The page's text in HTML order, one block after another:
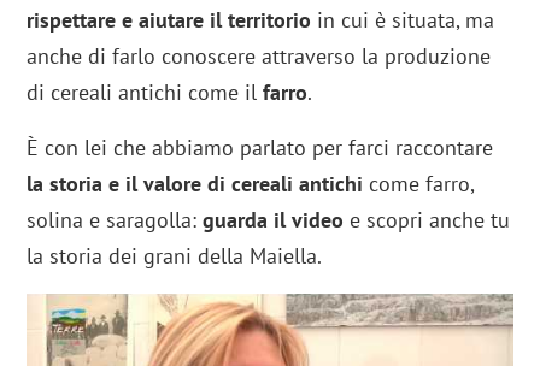
rispettare e aiutare il territorio in cui è situata, ma
anche di farlo conoscere attraverso la produzione
di cereali antichi come ilfarro.
È con lei che abbiamo parlato per farci raccontare
la storia e il valore di cereali antichi come farro,
solina e saragolla:guarda il video e scopri anche tu
la storia dei grani della Maiella.